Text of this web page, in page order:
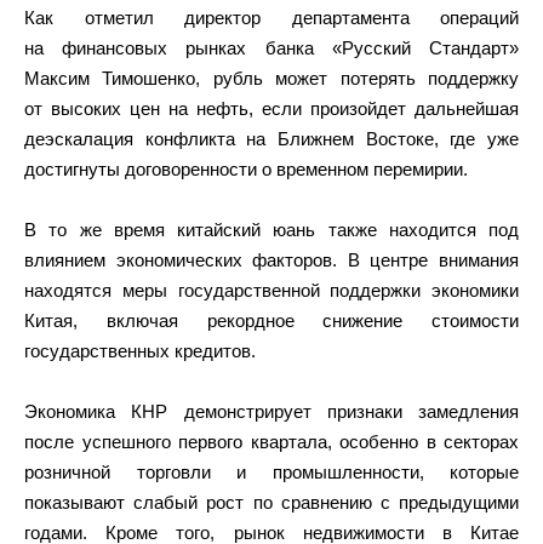
Как отметил директор департамента операций
на финансовых рынках банка «Русский Стандарт»
Максим Тимошенко, рубль может потерять поддержку
от высоких цен на нефть, если произойдет дальнейшая
деэскалация конфликта на Ближнем Востоке, где уже
достигнуты договоренности о временном перемирии.
В то же время китайский юань также находится под
влиянием экономических факторов. В центре внимания
находятся меры государственной поддержки экономики
Китая, включая рекордное снижение стоимости
государственных кредитов.
Экономика КНР демонстрирует признаки замедления
после успешного первого квартала, особенно в секторах
розничной торговли и промышленности, которые
показывают слабый рост по сравнению с предыдущими
годами. Кроме того, рынок недвижимости в Китае